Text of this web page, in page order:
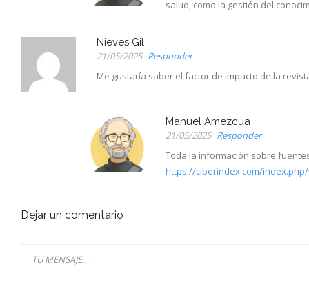
salud, como la gestión del
Nieves Gil
21/05/2025 Responder
Me gustaría saber el factor de impacto de la
Manuel Amezcua
21/05/2025 Responder
Toda la información sobre
https://ciberindex.com/
Dejar un comentario